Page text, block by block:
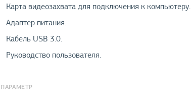
Карта видеозахвата для подключения к компьютеру.
Адаптер питания.
Кабель USB 3.0.
Руководство пользователя.
ПАРАМЕТР